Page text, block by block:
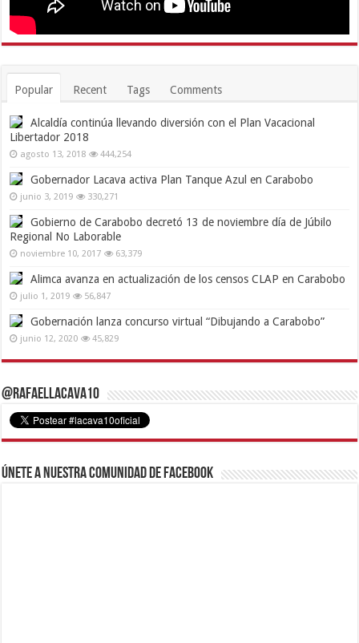
Popular Recent Tags Comments
Alcaldía continúa llevando diversión con el Plan Vacacional
Libertador 2018
agosto 13, 2018 444,254
Gobernador Lacava activa Plan Tanque Azul en Carabobo
junio 3, 2019 330,271
Gobierno de Carabobo decretó 13 de noviembre día de Júbilo
Regional No Laborable
noviembre 10, 2017 63,379
Alimca avanza en actualización de los censos CLAP en Carabobo
julio 1, 2019 56,847
Gobernación lanza concurso virtual “Dibujando a Carabobo”
junio 12, 2020 45,829
@RafaelLacava10
Únete a nuestra comunidad de Facebook